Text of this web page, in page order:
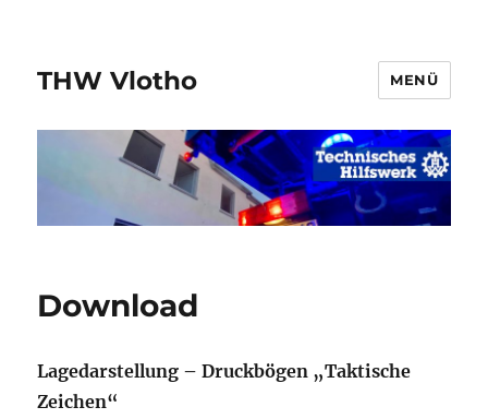
THW Vlotho MENÜ
Download
Lagedarstellung – Druckbögen „Taktische
Zeichen“